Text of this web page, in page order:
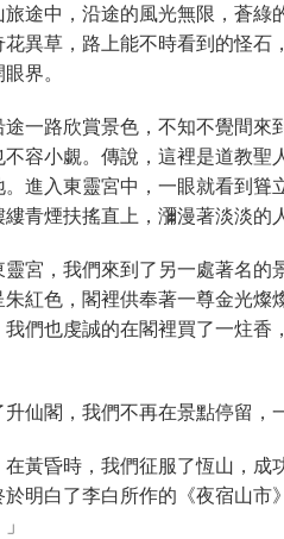
旅途中，沿途的風光無限，蒼
花異草，路上能不時看到的怪
界。
一路欣賞景色，不知不覺間來
容小覷。傳說，這裡是道教
進入東靈宮中，一眼就看到
青煙扶搖直上，瀰漫著淡淡的
靈宮，我們來到了另一處著名
朱紅色，閣裡供奉著一尊金光
我們也虔誠的在閣裡買了一炷
仙閣，我們不再在景點停留，
在黃昏時，我們征服了恆山，
明白了李白所作的《夜宿山